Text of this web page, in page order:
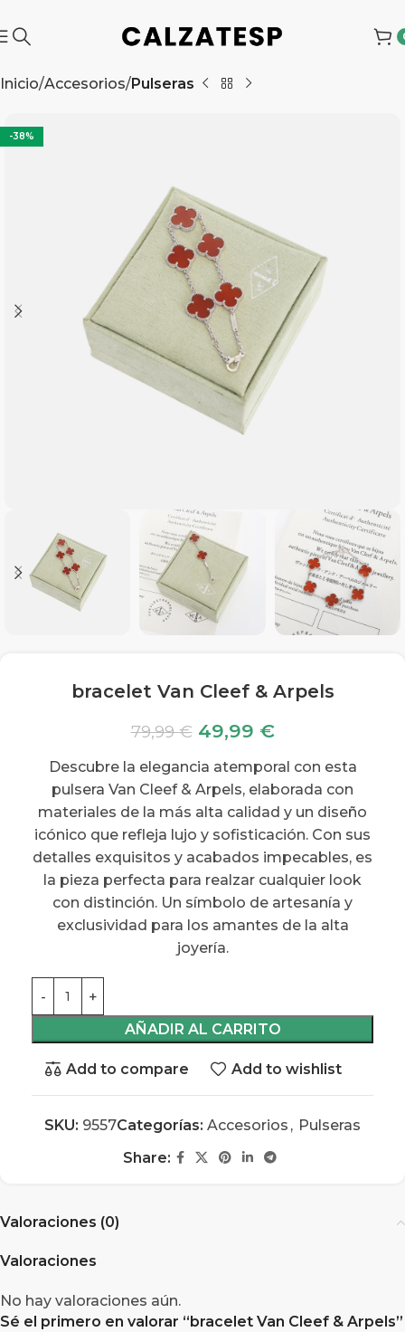
Inicio Accesorios Pulseras
-38%
bracelet Van Cleef & Arpels
79,99€ 49,99 €
Descubre la elegancia atemporal con esta
pulsera Van Cleef & Arpels, elaborada con
materiales de la más alta calidad y un diseño
icónico que refleja lujo y sofisticación. Con sus
detalles exquisitos y acabados impecables, es
la pieza perfecta para realzar cualquier look
con distinción. Un símbolo de artesanía y
exclusividad para los amantes de la alta
joyería.
AÑADIR AL CARRITO
Add to compare Add to wishlist
SKU: 9557Categorías: Accesorios , Pulseras
Share:
Valoraciones (0)
Valoraciones
No hay valoraciones aún.
Sé el primero en valorar “ bracelet Van Cleef & Arpels”